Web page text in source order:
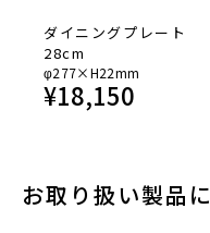
ダイニングプレート
28cm
φ277×H22mm
¥18,150
お取り扱い製品